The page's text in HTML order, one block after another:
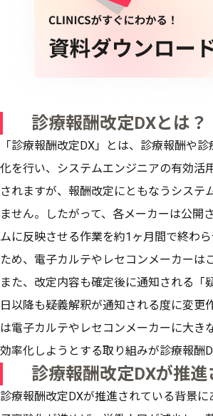
診療報酬改定DXとは？
「診療報酬改定DX」とは、診療報酬や
化を行い、システムエンジニアの有効活
されますが、報酬改定にともなうシス
ません。したがって、各メーカーは公開
ムに反映させる作業を約1ヶ月間で終わ
ため、電子カルテやレセコンメーカーは
また、改定内容も確定後に通知される「
日以降も疑義解釈が通知される度に変
は電子カルテやレセコンメーカーに大き
効率化しようとする取り組みが診療報酬
診療報酬改定DXが推
診療報酬改定DXが推進されている背景